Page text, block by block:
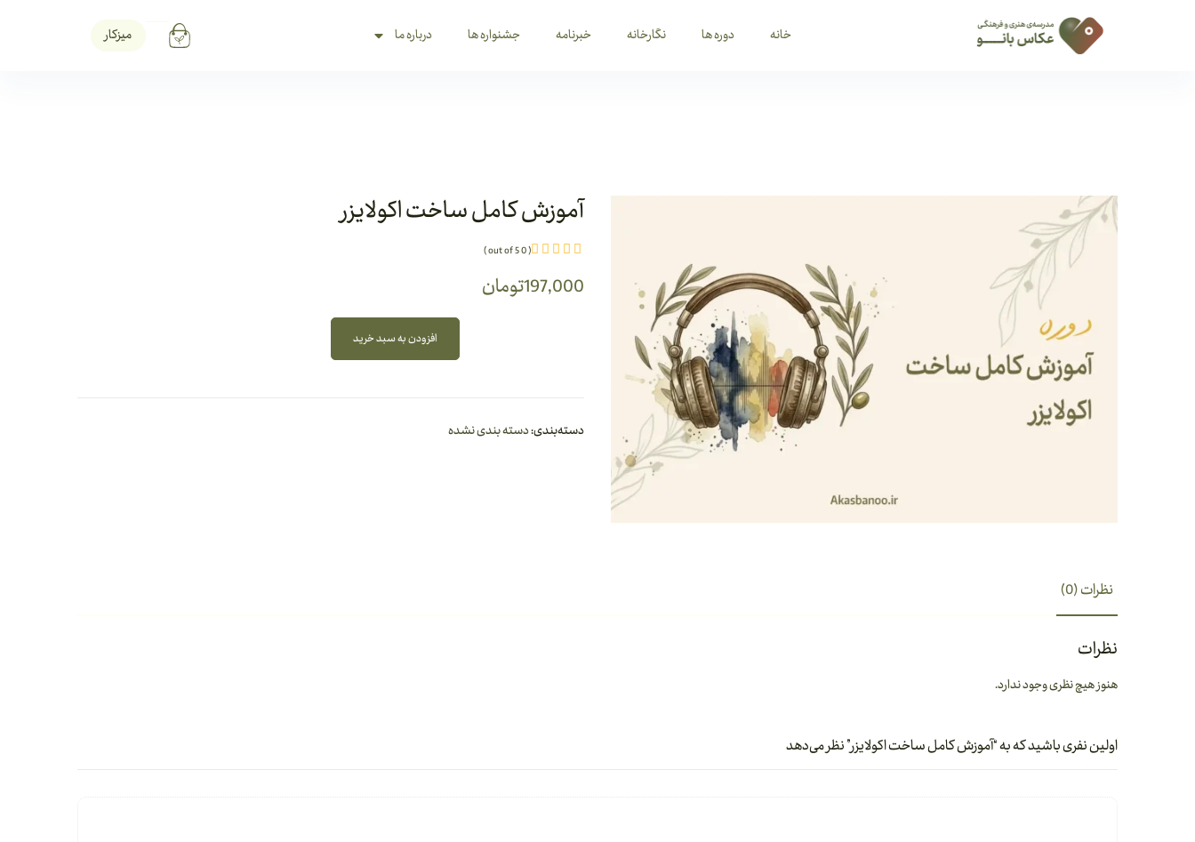
خانه دوره ها نگارخانه خبرنامه جشنواره ها درباره ما میزکار
آموزش کامل ساخت اکولایزر
( 0 out of 5 )
197,000تومان
افزودن به سبد خرید
دسته‌بندی:دسته بندی نشده
نظرات (0)
نظرات
هنوز هیچ نظری وجود ندارد.
اولین نفری باشید که به “آموزش کامل ساخت اکولایزر” نظر می‌دهد